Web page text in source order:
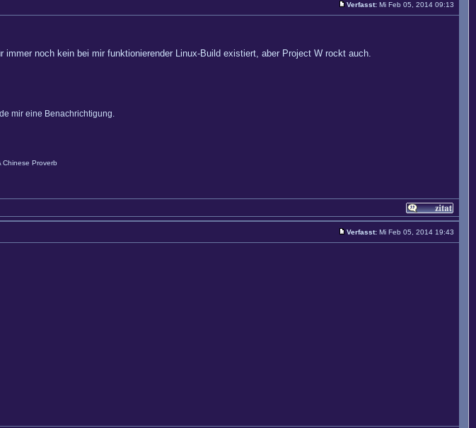
Verfasst: Mi Feb 05, 2014 09:13
noch kein bei mir funktionierender Linux-Build existiert, aber Project W rockt auch.
mir eine Benachrichtigung.
Chinese Proverb
Verfasst: Mi Feb 05, 2014 19:43